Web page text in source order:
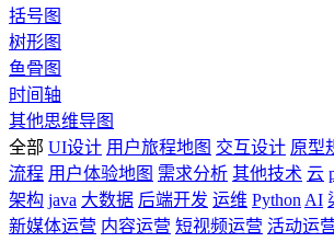
括号图
树形图
鱼骨图
时间轴
其他思维导图
全部 UI设计 用户旅程地图 交互设计 原型
流程 用户体验地图 需求分析 其他技术 云
架构 java 大数据 后端开发 运维 Python AI
新媒体运营 内容运营 短视频运营 活动运